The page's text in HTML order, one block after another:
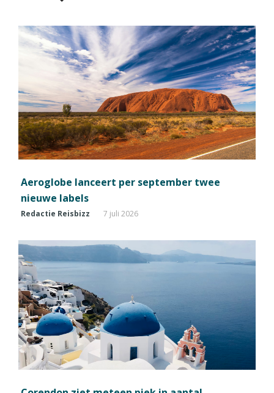
Aeroglobe lanceert per september twee
nieuwe labels
Redactie Reisbizz 7 juli 2026